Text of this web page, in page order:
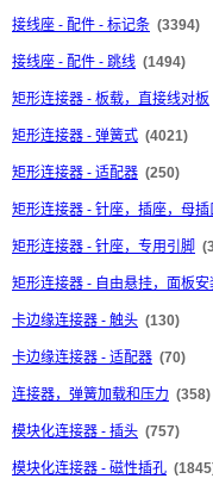
接线座 - 配件 - 标记条 (3394)
接线座 - 配件 - 跳线 (1494)
矩形连接器 - 板载，直接线对板
矩形连接器 - 弹簧式 (4021)
矩形连接器 - 适配器 (250)
矩形连接器 - 针座，插座，母插
矩形连接器 - 针座，专用引脚
矩形连接器 - 自由悬挂，面板安
卡边缘连接器 - 触头 (130)
卡边缘连接器 - 适配器 (70)
连接器，弹簧加载和压力 (358)
模块化连接器 - 插头 (757)
模块化连接器 - 磁性插孔